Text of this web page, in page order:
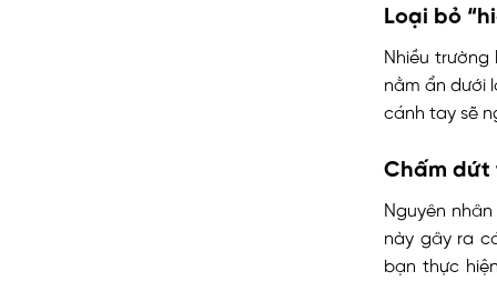
Loại bỏ
Nhiều
nằm ẩn dưới
cánh tay sẽ
Chấm dứt
Nguyên
này gây ra
bạn thực